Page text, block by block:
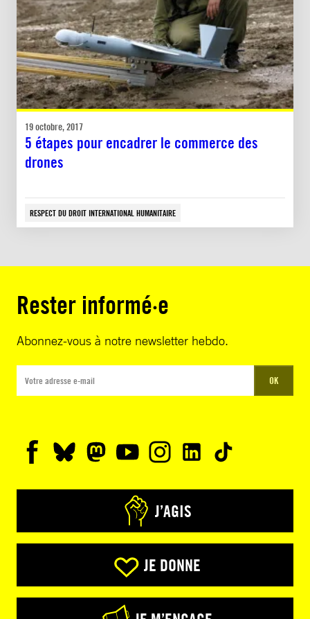
19 octobre, 2017
5 étapes pour encadrer le commerce des
drones
RESPECT DU DROIT INTERNATIONAL HUMANITAIRE
Rester informé·e
Abonnez-vous à notre newsletter hebdo.
OK
J’AGIS
JE DONNE